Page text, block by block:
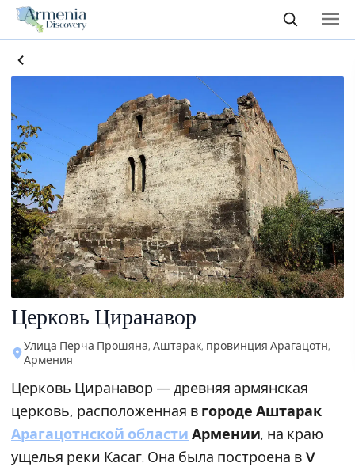
Церковь Циранавор
Улица Перча Прошяна, Аштарак, провинция Арагацотн,
Армения
Церковь Циранавор — древняя армянская
церковь, расположенная в городе Аштарак
Арагацотнской области Армении, на краю
ущелья реки Касаг. Она была построена в V